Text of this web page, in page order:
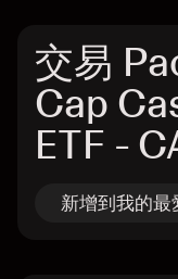
交易
Cap
ETF -
新增到我的最